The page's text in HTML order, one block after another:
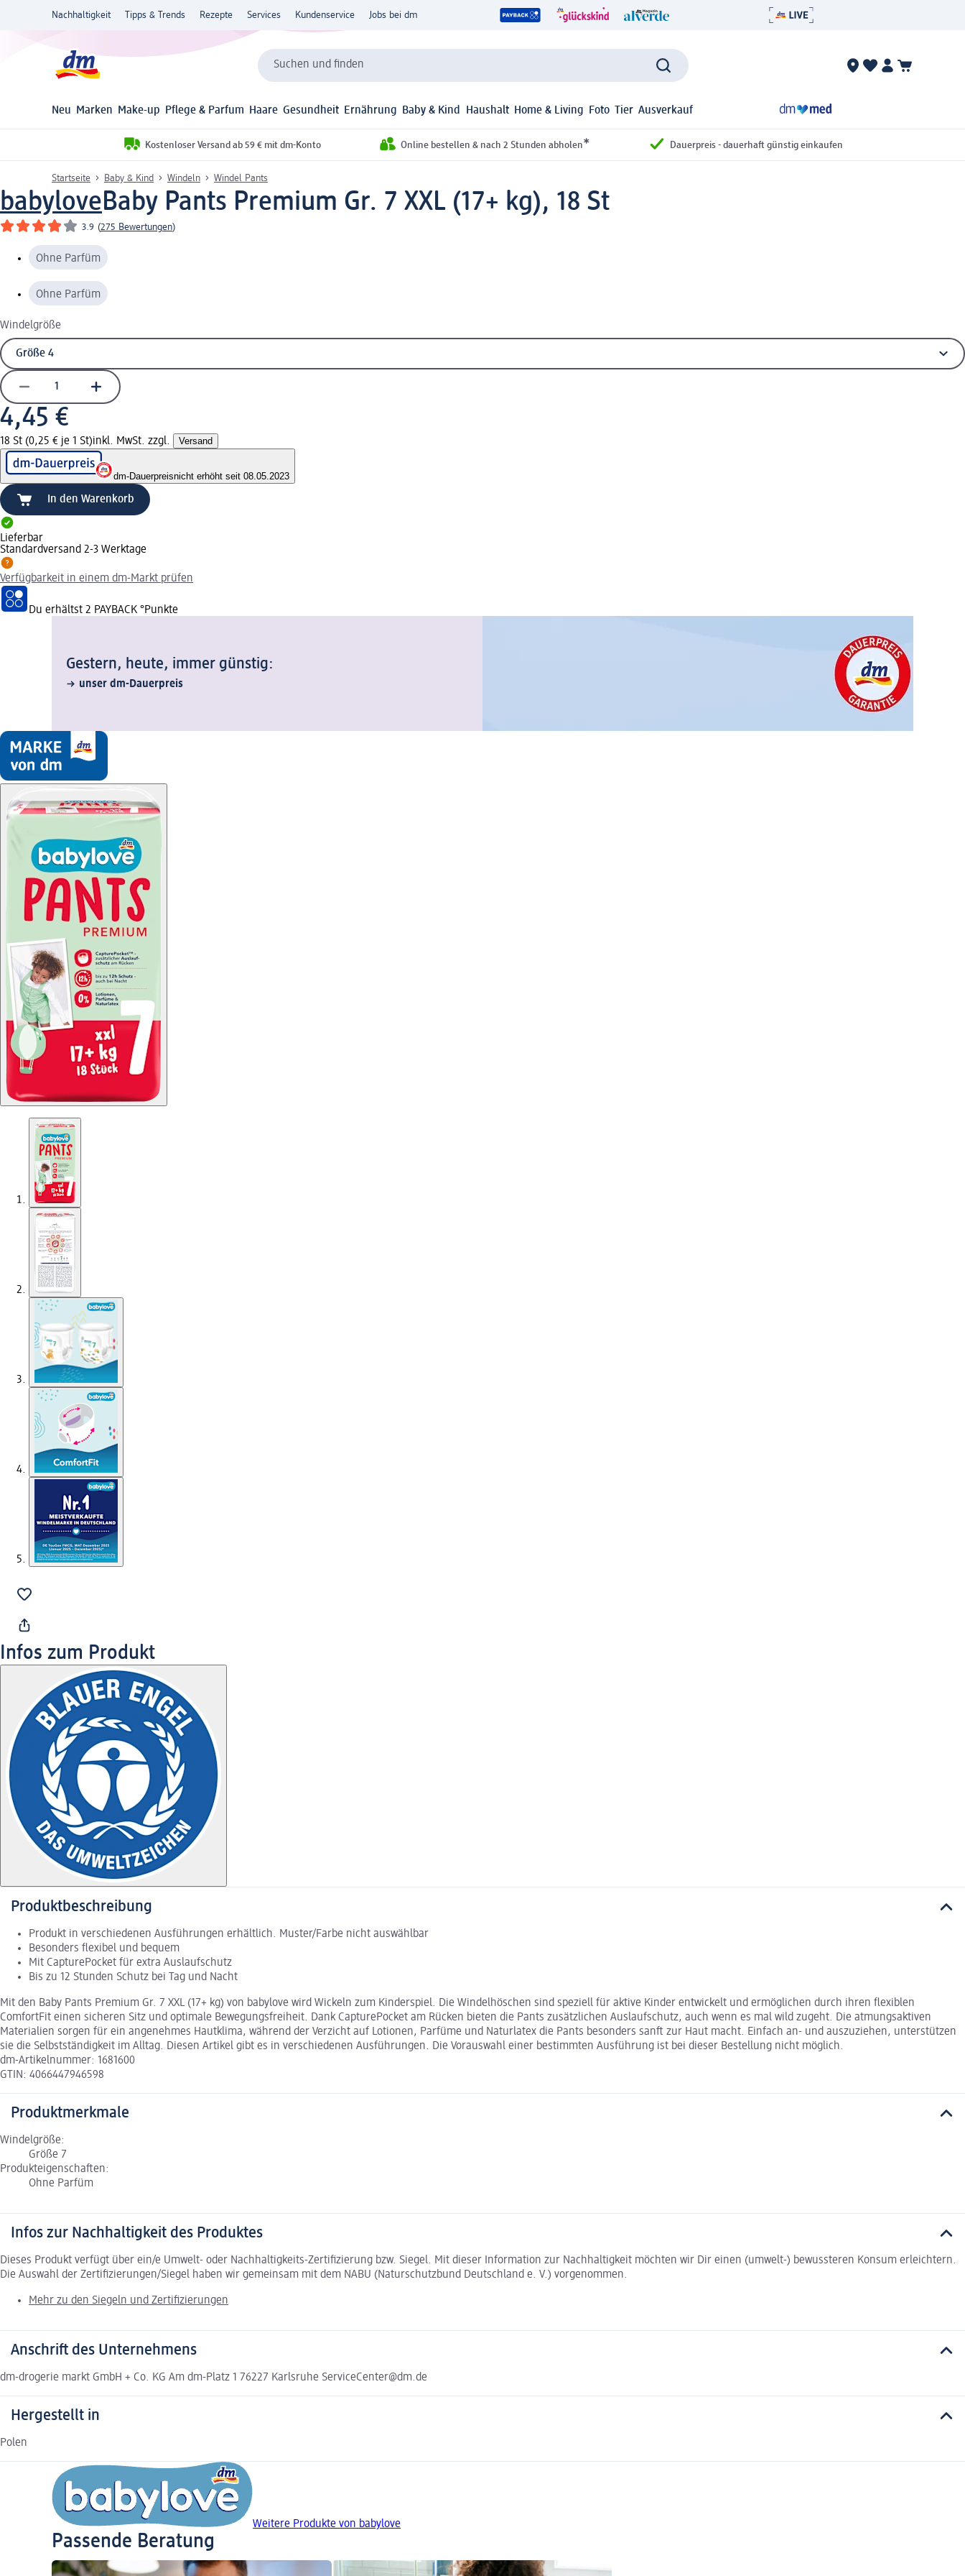
Nachhaltigkeit Tipps & Trends Rezepte Services Kundenservice Jobs bei dm
Suchen und finden
Neu Marken Make-up Pflege & Parfum Haare Gesundheit Ernährung Baby & Kind Haushalt Home & Living Foto Tier Ausverkauf
Kostenloser Versand ab 59 € mit dm-Konto Online bestellen & nach 2 Stunden abholen* Dauerpreis - dauerhaft günstig einkaufen
Startseite Baby & Kind Windeln Windel Pants
babyloveBaby Pants Premium Gr. 7 XXL (17+ kg), 18 St
3.9 (275 Bewertungen)
Ohne Parfüm
Ohne Parfüm
Windelgröße
4,45 €
18 St (0,25 € je 1 St)inkl. MwSt. zzgl. Versand
dm-Dauerpreisnicht erhöht seit 08.05.2023
In den Warenkorb
Lieferbar
Standardversand 2-3 Werktage
Verfügbarkeit in einem dm-Markt prüfen
Du erhältst 2 PAYBACK °Punkte
Gestern, heute, immer günstig:
unser dm-Dauerpreis
Infos zum Produkt
Produktbeschreibung
Produkt in verschiedenen Ausführungen erhältlich. Muster/Farbe nicht auswählbar
Besonders flexibel und bequem
Mit CapturePocket für extra Auslaufschutz
Bis zu 12 Stunden Schutz bei Tag und Nacht
Mit den Baby Pants Premium Gr. 7 XXL (17+ kg) von babylove wird Wickeln zum Kinderspiel. Die Windelhöschen sind speziell für aktive Kinder entwickelt und ermöglichen durch ihren flexiblen
ComfortFit einen sicheren Sitz und optimale Bewegungsfreiheit. Dank CapturePocket am Rücken bieten die Pants zusätzlichen Auslaufschutz, auch wenn es mal wild zugeht. Die atmungsaktiven
Materialien sorgen für ein angenehmes Hautklima, während der Verzicht auf Lotionen, Parfüme und Naturlatex die Pants besonders sanft zur Haut macht. Einfach an- und auszuziehen, unterstützen
sie die Selbstständigkeit im Alltag. Diesen Artikel gibt es in verschiedenen Ausführungen. Die Vorauswahl einer bestimmten Ausführung ist bei dieser Bestellung nicht möglich.
dm-Artikelnummer: 1681600
GTIN: 4066447946598
Produktmerkmale
Windelgröße:
Größe 7
Produkteigenschaften:
Ohne Parfüm
Infos zur Nachhaltigkeit des Produktes
Dieses Produkt verfügt über ein/e Umwelt- oder Nachhaltigkeits-Zertifizierung bzw. Siegel. Mit dieser Information zur Nachhaltigkeit möchten wir Dir einen (umwelt-) bewussteren Konsum erleichtern.
Die Auswahl der Zertifizierungen/Siegel haben wir gemeinsam mit dem NABU (Naturschutzbund Deutschland e. V.) vorgenommen.
Mehr zu den Siegeln und Zertifizierungen
Anschrift des Unternehmens
dm-drogerie markt GmbH + Co. KG Am dm-Platz 1 76227 Karlsruhe ServiceCenter@dm.de
Hergestellt in
Polen
Weitere Produkte von babylove
Passende Beratung